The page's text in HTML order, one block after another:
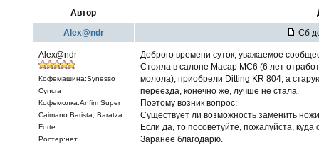
Автор
Alex@ndr Сб
Alex@ndr
Кофемашина:Synesso
Cyncra
Кофемолка:Anfim Super
Caimano Barista, Baratza
Forte
Ростер:нет
Доброго времени суток, уважаемое
Стояла в салоне Macap MC6 (6 лет
молола), приобрели Ditting KR 804, а
переезда, конечно же, лучше не стала.
Поэтому возник вопрос:
Существует ли возможность заменить
Если да, то посоветуйте, пожалуйста,
Заранее благодарю.